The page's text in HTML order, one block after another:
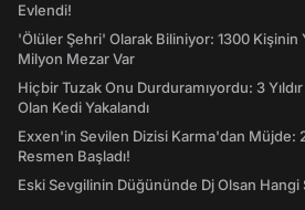
Evlendi!
'Ölüler Şehri' Olarak Biliniyor: 1300 Kişinin
Milyon Mezar Var
Hiçbir Tuzak Onu Durduramıyordu: 3
Olan Kedi Yakalandı
Exxen'in Sevilen Dizisi Karma'dan Müjde:
Resmen Başladı!
Eski Sevgilinin Düğününde Dj Olsan Hangi